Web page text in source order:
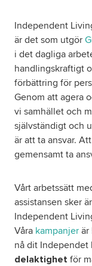
Independent
är det som utgör
i det dagliga
handlingskraftigt
förbättring för
Genom att agera
vi samhället och
självständigt och
är att ta ansvar.
gemensamt ta
Vårt arbetssätt
assistansen sker
Independent
Våra kampanjer är
nå dit Independet
delaktighet för